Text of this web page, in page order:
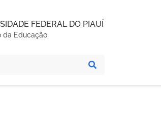
FEDERAL DO PIAUÍ
da Educação